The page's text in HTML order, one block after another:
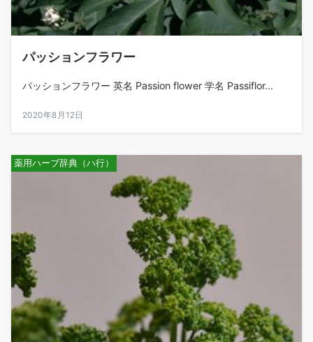
パッションフラワー
パッションフラワー 英名 Passion flower 学名 Passiflor...
2020年8月12日
薬用ハーブ辞典（ハ行）